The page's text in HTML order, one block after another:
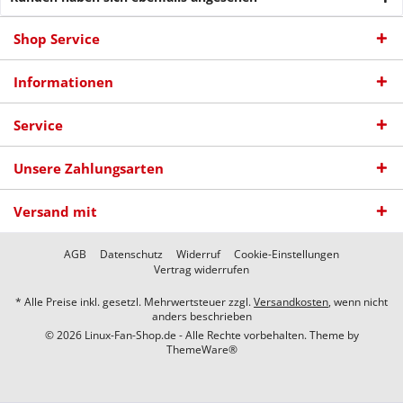
Shop Service
Informationen
Service
Unsere Zahlungsarten
Versand mit
AGB Datenschutz Widerruf
Cookie-Einstellungen
Vertrag widerrufen
* Alle Preise inkl. gesetzl. Mehrwertsteuer zzgl.Versandkosten, wenn nicht
anders beschrieben
© 2026 Linux-Fan-Shop.de - Alle Rechte vorbehalten. Theme by
ThemeWare®